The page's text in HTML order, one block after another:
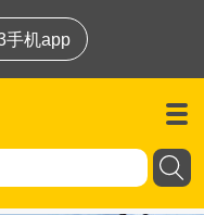
手机app